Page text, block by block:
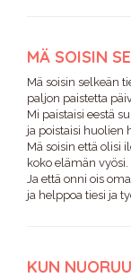
MÄ SOISIN
Mä soisin selkeän
paljon paistetta
Mi paistaisi eestä
ja poistaisi huolien
Mä soisin että olisi
koko elämän vyösi.
Ja että onni ois
ja helppoa tiesi ja
KUN